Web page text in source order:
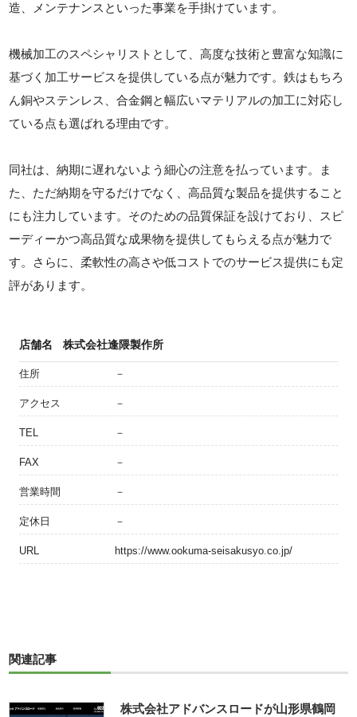
造、メンテナンスといった事業を手掛けています。
機械加工のスペシャリストとして、高度な技術と豊富な知識に
基づく加工サービスを提供している点が魅力です。鉄はもちろ
ん銅やステンレス、合金鋼と幅広いマテリアルの加工に対応し
ている点も選ばれる理由です。
同社は、納期に遅れないよう細心の注意を払っています。ま
た、ただ納期を守るだけでなく、高品質な製品を提供すること
にも注力しています。そのための品質保証を設けており、スピ
ーディーかつ高品質な成果物を提供してもらえる点が魅力で
す。さらに、柔軟性の高さや低コストでのサービス提供にも定
評があります。
店舗名 株式会社逢隈製作所
住所 －
アクセス －
TEL －
FAX －
営業時間 －
定休日 －
URL https://www.ookuma-seisakusyo.co.jp/
関連記事
株式会社アドバンスロードが山形県鶴岡